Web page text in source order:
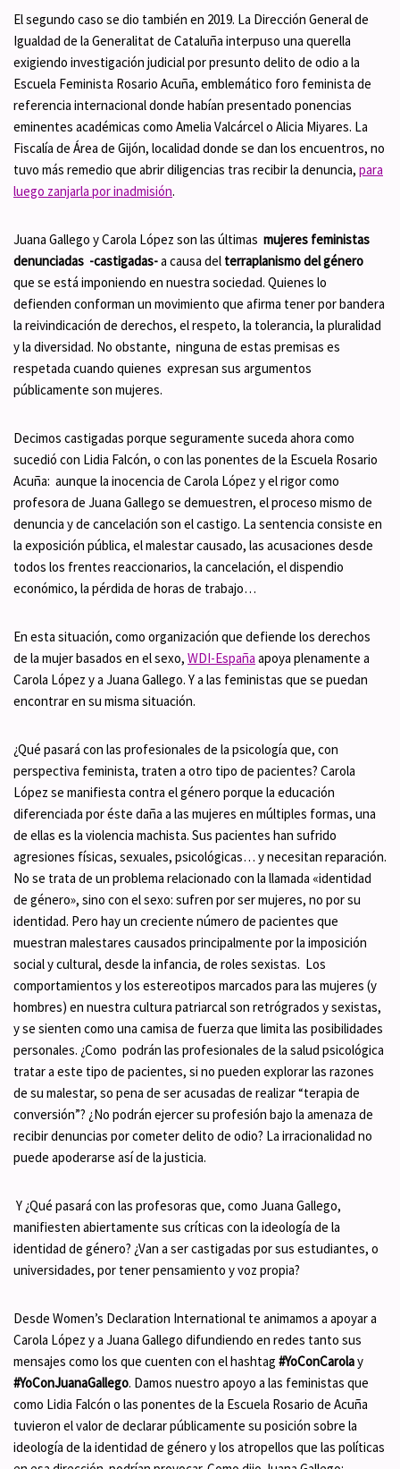
El segundo caso se dio también en 2019. La Dirección General de
Igualdad de la Generalitat de Cataluña interpuso una querella
exigiendo investigación judicial por presunto delito de odio a la
Escuela Feminista Rosario Acuña, emblemático foro feminista de
referencia internacional donde habían presentado ponencias
eminentes académicas como Amelia Valcárcel o Alicia Miyares. La
Fiscalía de Área de Gijón, localidad donde se dan los encuentros, no
tuvo más remedio que abrir diligencias tras recibir la denuncia, para
luego zanjarla por inadmisión.
Juana Gallego y Carola López son las últimas mujeres feministas
denunciadas -castigadas-a causa del terraplanismo del género
que se está imponiendo en nuestra sociedad. Quienes lo
defienden conforman un movimiento que afirma tener por bandera
la reivindicación de derechos, el respeto, la tolerancia, la pluralidad
y la diversidad. No obstante, ninguna de estas premisas es
respetada cuando quienes expresan sus argumentos
públicamente son mujeres.
Decimos castigadas porque seguramente suceda ahora como
sucedió con Lidia Falcón, o con las ponentes de la Escuela Rosario
Acuña: aunque la inocencia de Carola López y el rigor como
profesora de Juana Gallego se demuestren, el proceso mismo de
denuncia y de cancelación son el castigo. La sentencia consiste en
la exposición pública, el malestar causado, las acusaciones desde
todos los frentes reaccionarios, la cancelación, el dispendio
económico, la pérdida de horas de trabajo…
En esta situación, como organización que defiende los derechos
de la mujer basados en el sexo, WDI-España apoya plenamente a
Carola López y a Juana Gallego. Y a las feministas que se puedan
encontrar en su misma situación.
¿Qué pasará con las profesionales de la psicología que, con
perspectiva feminista, traten a otro tipo de pacientes? Carola
López se manifiesta contra el género porque la educación
diferenciada por éste daña a las mujeres en múltiples formas, una
de ellas es la violencia machista. Sus pacientes han sufrido
agresiones físicas, sexuales, psicológicas… y necesitan reparación.
No se trata de un problema relacionado con la llamada «identidad
de género», sino con el sexo: sufren por ser mujeres, no por su
identidad. Pero hay un creciente número de pacientes que
muestran malestares causados principalmente por la imposición
social y cultural, desde la infancia, de roles sexistas. Los
comportamientos y los estereotipos marcados para las mujeres (y
hombres) en nuestra cultura patriarcal son retrógrados y sexistas,
y se sienten como una camisa de fuerza que limita las posibilidades
personales. ¿Como podrán las profesionales de la salud psicológica
tratar a este tipo de pacientes, si no pueden explorar las razones
de su malestar, so pena de ser acusadas de realizar “terapia de
conversión”? ¿No podrán ejercer su profesión bajo la amenaza de
recibir denuncias por cometer delito de odio? La irracionalidad no
puede apoderarse así de la justicia.
Y ¿Qué pasará con las profesoras que, como Juana Gallego,
manifiesten abiertamente sus críticas con la ideología de la
identidad de género? ¿Van a ser castigadas por sus estudiantes, o
universidades, por tener pensamiento y voz propia?
Desde Women’s Declaration International te animamos a apoyar a
Carola López y a Juana Gallego difundiendo en redes tanto sus
mensajes como los que cuenten con el hashtag #YoConCarolay
#YoConJuanaGallego. Damos nuestro apoyo a las feministas que
como Lidia Falcón o las ponentes de la Escuela Rosario de Acuña
tuvieron el valor de declarar públicamente su posición sobre la
ideología de la identidad de género y los atropellos que las políticas